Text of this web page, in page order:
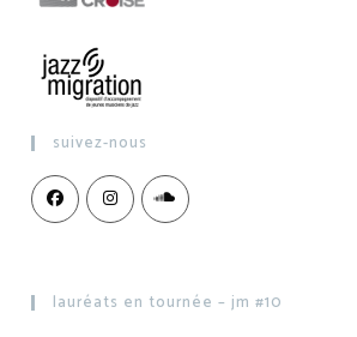
suivez-nous
lauréats en tournée – jm #10